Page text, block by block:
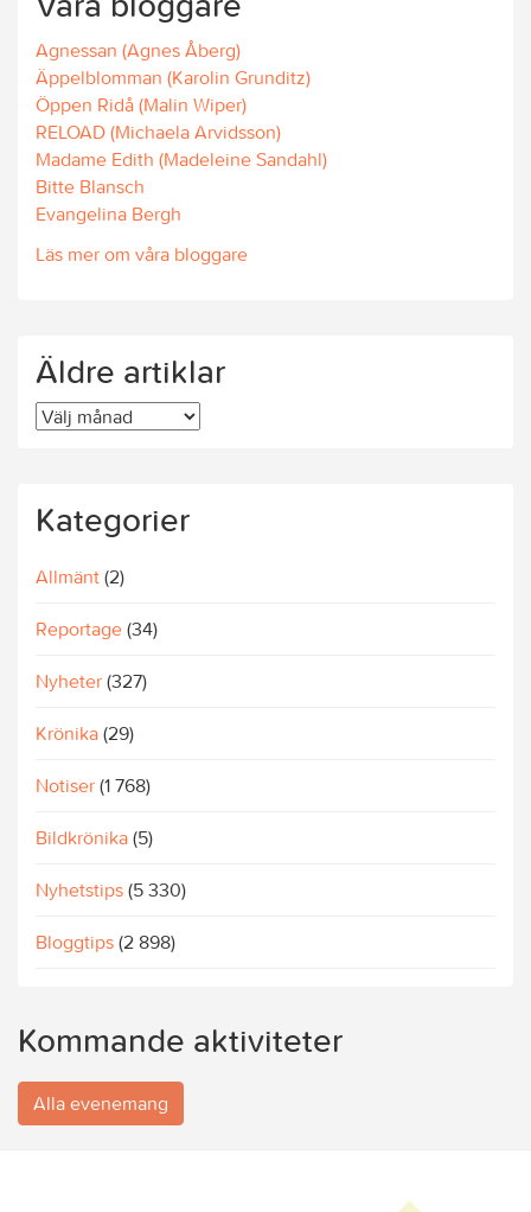
Agnessan (Agnes Åberg)
Äppelblomman (Karolin Grunditz)
Öppen Ridå (Malin Wiper)
RELOAD (Michaela Arvidsson)
Madame Edith (Madeleine Sandahl)
Bitte Blansch
Evangelina Bergh
Läs mer om våra bloggare
Äldre artiklar
Äldre
Kategorier
Allmänt (2)
Reportage (34)
Nyheter (327)
Krönika (29)
Notiser (1 768)
Bildkrönika (5)
Nyhetstips (5 330)
Bloggtips (2 898)
Kommande aktiviteter
Alla evenemang